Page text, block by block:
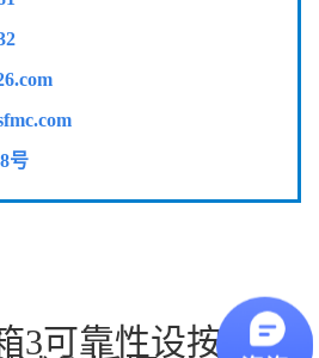
号
3可靠性设按键寿